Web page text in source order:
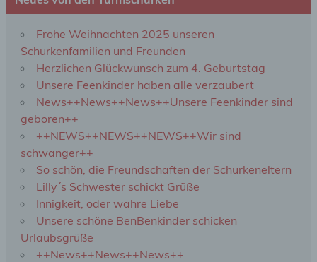
Frohe Weihnachten 2025 unseren
Schurkenfamilien und Freunden
Herzlichen Glückwunsch zum 4. Geburtstag
Unsere Feenkinder haben alle verzaubert
News++News++News++Unsere Feenkinder sind
geboren++
++NEWS++NEWS++NEWS++Wir sind
schwanger++
So schön, die Freundschaften der Schurkeneltern
Lilly´s Schwester schickt Grüße
Innigkeit, oder wahre Liebe
Unsere schöne BenBenkinder schicken
Urlaubsgrüße
++News++News++News++
d) Einschränkung der Verarbeitung
Einschränkung der Verarbeitung ist die Markierung
gespeicherter personenbezogener Daten mit dem
e) Profiling
Profiling ist jede Art der automatisierten
Verarbeitung personenbezogener Daten, die darin
besteht, dass diese personenbezogenen Daten
verwendet werden, um bestimmte persönliche
Aspekte, die sich auf eine natürliche Person
beziehen, zu bewerten, insbesondere, um Aspekte